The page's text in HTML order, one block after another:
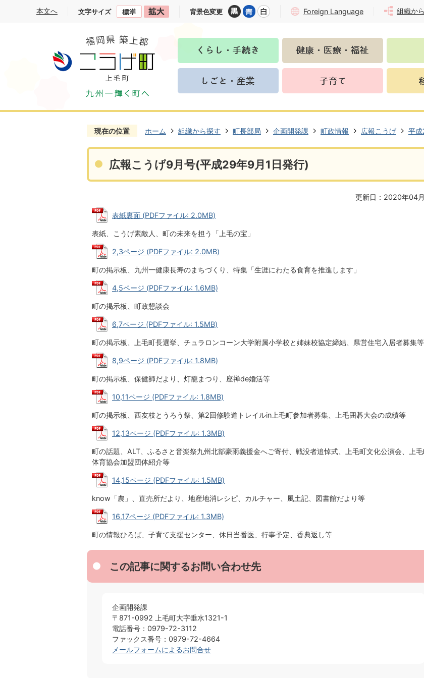
本文へ 文字サイズ 背景色変更 Foreign Language 組織か
現在の位置 ホーム 組織から探す 町長部局 企画開発課 町政情報 広報こうげ 平
広報こうげ9月号(平成29年9月1日発行)
更新日：2020年04
表紙裏面 (PDFファイル: 2.0MB)
表紙、こうげ素敵人、町の未来を担う「上毛の宝」
2,3ページ (PDFファイル: 2.0MB)
町の掲示板、九州一健康長寿のまちづくり、特集「生涯にわたる食育を推進します」
4,5ページ (PDFファイル: 1.6MB)
町の掲示板、町政懇談会
6,7ページ (PDFファイル: 1.5MB)
町の掲示板、上毛町長選挙、チュラロンコーン大学附属小学校と姉妹校協定締結、県営住宅入居者募集等
8,9ページ (PDFファイル: 1.8MB)
町の掲示板、保健師だより、灯籠まつり、座禅de婚活等
10,11ページ (PDFファイル: 1.8MB)
町の掲示板、西友枝とうろう祭、第2回修験道トレイルin上毛町参加者募集、上毛囲碁大会の成績等
12,13ページ (PDFファイル: 1.3MB)
町の話題、ALT、ふるさと音楽祭九州北部豪雨義援金へご寄付、戦没者追悼式、上毛町文化公演会、上
体育協会加盟団体紹介等
14,15ページ (PDFファイル: 1.5MB)
know「農」、直売所だより、地産地消レシピ、カルチャー、風土記、図書館だより等
16,17ページ (PDFファイル: 1.3MB)
町の情報ひろば、子育て支援センター、休日当番医、行事予定、香典返し等
この記事に関するお問い合わせ先
企画開発課
〒871-0992 上毛町大字垂水1321-1
電話番号：0979-72-3112
ファックス番号：0979-72-4664
メールフォームによるお問合せ